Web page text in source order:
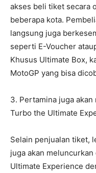
akses beli tiket secara
beberapa kota.
langsung juga
seperti E-Voucher
Khusus Ultimate Box,
MotoGP yang bisa
3. Pertamina juga
Turbo the Ultimate
Selain penjualan tiket,
juga akan
Ultimate Experience